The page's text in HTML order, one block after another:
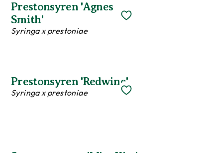
Prestonsyren 'Agnes
Smith'
Syringa x prestoniae
Prestonsyren 'Redwine'
Syringa x prestoniae